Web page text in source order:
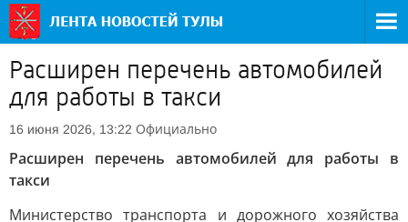
Расширен перечень автомобилей
для работы в такси
16 июня 2026, 13:22 Официально
Расширен перечень автомобилей для работы в
такси
Министерство транспорта и дорожного хозяйства